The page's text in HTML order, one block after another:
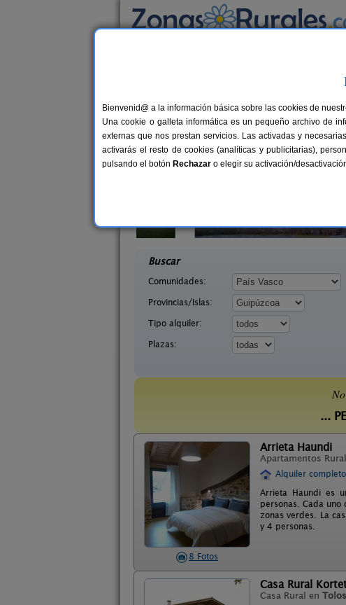
Casas Rurales cerca de
25 €
Buscar
Comunidades:
Provincias/Islas:
Tipo alquiler:
Plazas:
...
8 Fotos
Arrieta Haundi
Apartamentos
Alquiler completo
Arrieta Haundi es
personas. Cada
zonas verdes. La
y 4 personas.
Casa Rural
Casa Rural en
Bienvenid@ a la información básica sobre las cookies de
Una cookie o galleta informática es un pequeño archivo de
externas que nos prestan servicios. Las activadas y
activarás el resto de cookies (analíticas y publicitarias),
pulsando el botón Rechazar o elegir su activación/